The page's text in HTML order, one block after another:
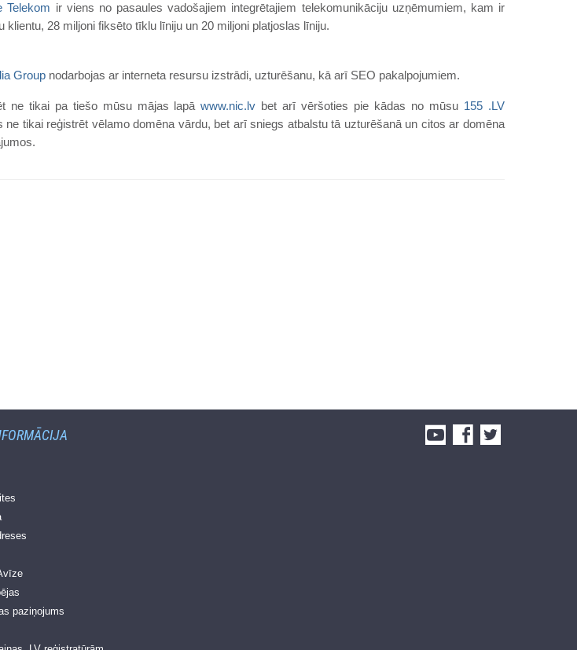
Telekom ir viens no pasaules vadošajiem integrētajiem telekomunikāciju uzņēmumiem, kam ir
klientu, 28 miljoni fiksēto tīklu līniju un 20 miljoni platjoslas līniju.
Group nodarbojas ar interneta resursu izstrādi, uzturēšanu, kā arī SEO pakalpojumiem.
ne tikai pa tiešo mūsu mājas lapāwww.nic.lv bet arī vēršoties pie kādas no mūsu 155 .LV
ne tikai reģistrēt vēlamo domēna vārdu, bet arī sniegs atbalstu tā uzturēšanā un citos ar domēna
paziņojums